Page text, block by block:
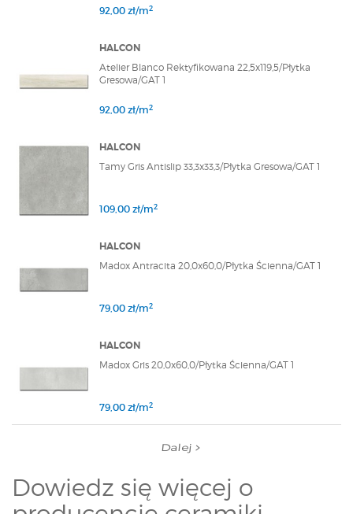
92,00 zł/m2
HALCON
Atelier Blanco Rektyfikowana 22,5x119,5/Płytka
Gresowa/GAT 1
92,00 zł/m2
HALCON
Tamy Gris Antislip 33,3x33,3/Płytka Gresowa/GAT 1
109,00 zł/m2
HALCON
Madox Antracita 20,0x60,0/Płytka Ścienna/GAT 1
79,00 zł/m2
HALCON
Madox Gris 20,0x60,0/Płytka Ścienna/GAT 1
79,00 zł/m2
Dalej
Dowiedz się więcej o